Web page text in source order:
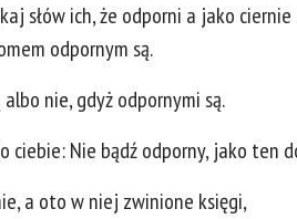
słów ich, że odporni a jako
odpornym są.
nie, gdyż odpornymi są.
ciebie: Nie bądź odporny, jako
a oto w niej zwinione księgi,